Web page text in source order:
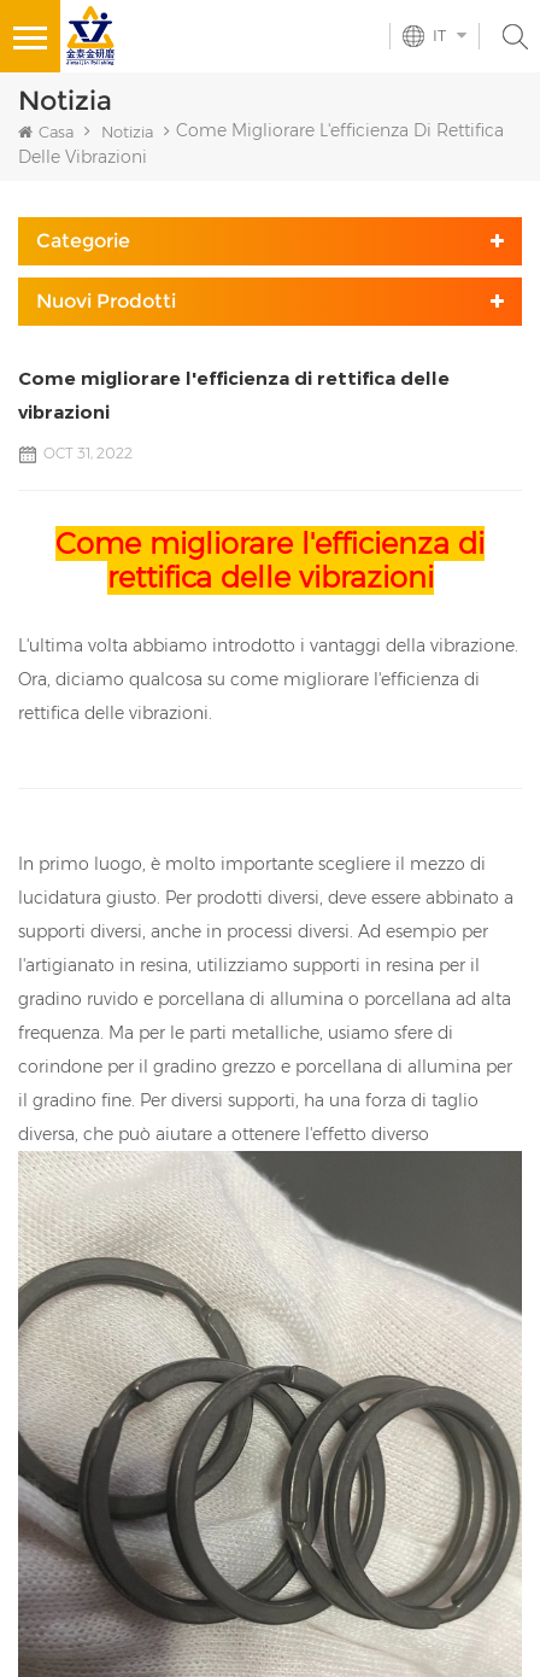
IT
Notizia
Casa Notizia
Come Migliorare L'efficienza Di Rettifica
Delle Vibrazioni
Categorie
Nuovi Prodotti
Come migliorare l'efficienza di rettifica delle
vibrazioni
OCT 31, 2022
Come migliorare l'efficienza di
rettifica delle vibrazioni
L'ultima volta abbiamo introdotto i vantaggi della vibrazione.
Ora, diciamo qualcosa su come migliorare l'efficienza di
rettifica delle vibrazioni.
In primo luogo, è molto importante scegliere il mezzo di
lucidatura giusto. Per prodotti diversi, deve essere abbinato a
supporti diversi, anche in processi diversi. Ad esempio per
l'artigianato in resina, utilizziamo supporti in resina per il
gradino ruvido e porcellana di allumina o porcellana ad alta
frequenza. Ma per le parti metalliche, usiamo sfere di
corindone per il gradino grezzo e porcellana di allumina per
il gradino fine. Per diversi supporti, ha una forza di taglio
diversa, che può aiutare a ottenere l'effetto diverso